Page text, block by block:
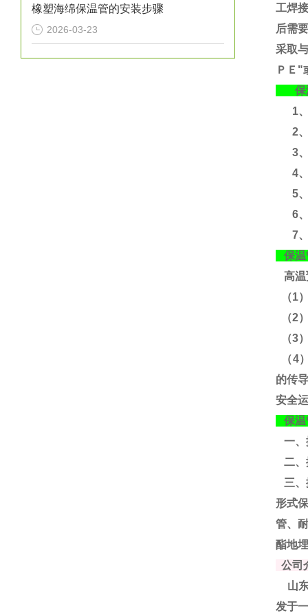
橡塑海绵保温管的安装步骤
2026-03-23
工焊
后需
采取
ＰＥ"
保
1、
2、
3、
4、
5、
6、
7、
保温
高温
（1
（2
（3
（4
的传
安全
保温
一、
二、
三、
形式
管、
酯地
公司
山东
发于